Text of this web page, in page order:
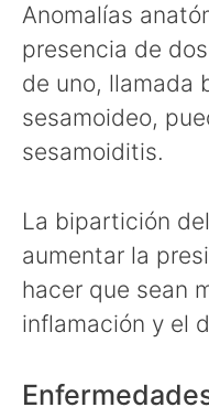
Anomalías
presencia de
de uno, llamada
sesamoideo,
sesamoiditis.
La bipartición
aumentar la
hacer que sean
inflamación y el